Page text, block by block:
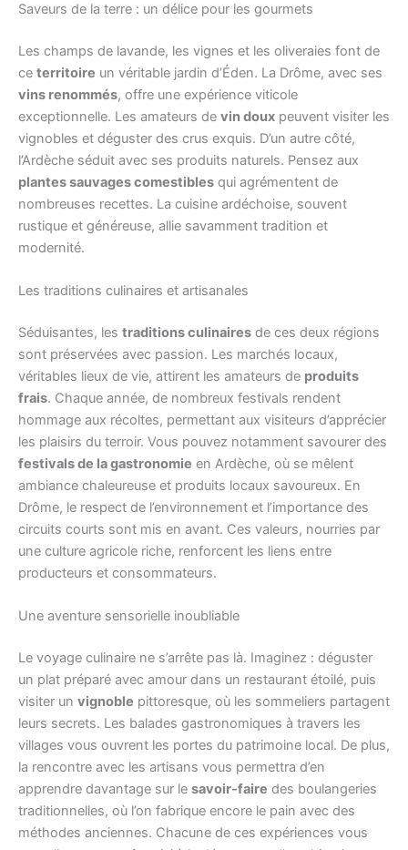
Saveurs de la terre : un délice pour les gourmets
Les champs de lavande, les vignes et les oliveraies font de
ce territoire un véritable jardin d’Éden. La Drôme, avec ses
vins renommés, offre une expérience viticole
exceptionnelle. Les amateurs de vin doux peuvent visiter les
vignobles et déguster des crus exquis. D’un autre côté,
l’Ardèche séduit avec ses produits naturels. Pensez aux
plantes sauvages comestibles qui agrémentent de
nombreuses recettes. La cuisine ardéchoise, souvent
rustique et généreuse, allie savamment tradition et
modernité.
Les traditions culinaires et artisanales
Séduisantes, les traditions culinaires de ces deux régions
sont préservées avec passion. Les marchés locaux,
véritables lieux de vie, attirent les amateurs de produits
frais. Chaque année, de nombreux festivals rendent
hommage aux récoltes, permettant aux visiteurs d’apprécier
les plaisirs du terroir. Vous pouvez notamment savourer des
festivals de la gastronomie en Ardèche, où se mêlent
ambiance chaleureuse et produits locaux savoureux. En
Drôme, le respect de l’environnement et l’importance des
circuits courts sont mis en avant. Ces valeurs, nourries par
une culture agricole riche, renforcent les liens entre
producteurs et consommateurs.
Une aventure sensorielle inoubliable
Le voyage culinaire ne s’arrête pas là. Imaginez : déguster
un plat préparé avec amour dans un restaurant étoilé, puis
visiter un vignoble pittoresque, où les sommeliers partagent
leurs secrets. Les balades gastronomiques à travers les
villages vous ouvrent les portes du patrimoine local. De plus,
la rencontre avec les artisans vous permettra d’en
apprendre davantage sur le savoir-faire des boulangeries
traditionnelles, où l’on fabrique encore le pain avec des
méthodes anciennes. Chacune de ces expériences vous